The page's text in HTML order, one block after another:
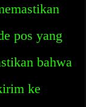
pos yang
bahwa
ke